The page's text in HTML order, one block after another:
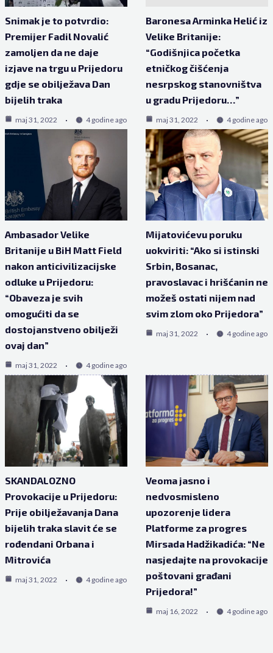
Snimak je to potvrdio:
Premijer Fadil Novalić
zamoljen da ne daje
izjave na trgu u Prijedoru
gdje se obilježava Dan
bijelih traka
maj 31, 2022 4 godine ago
Baronesa Arminka Helić iz
Velike Britanije:
“Godišnjica početka
etničkog čišćenja
nesrpskog stanovništva
u gradu Prijedoru…”
maj 31, 2022 4 godine ago
Ambasador Velike
Britanije u BiH Matt Field
nakon anticivilizacijske
odluke u Prijedoru:
“Obaveza je svih
omogućiti da se
dostojanstveno obilježi
ovaj dan”
maj 31, 2022 4 godine ago
Mijatovićevu poruku
uokviriti: “Ako si istinski
Srbin, Bosanac,
pravoslavac i hrišćanin ne
možeš ostati nijem nad
svim zlom oko Prijedora”
maj 31, 2022 4 godine ago
SKANDALOZNO
Provokacije u Prijedoru:
Prije obilježavanja Dana
bijelih traka slavit će se
rođendani Orbana i
Mitrovića
maj 31, 2022 4 godine ago
Veoma jasno i
nedvosmisleno
upozorenje lidera
Platforme za progres
Mirsada Hadžikadića: “Ne
nasjedajte na provokacije
poštovani građani
Prijedora!”
maj 16, 2022 4 godine ago